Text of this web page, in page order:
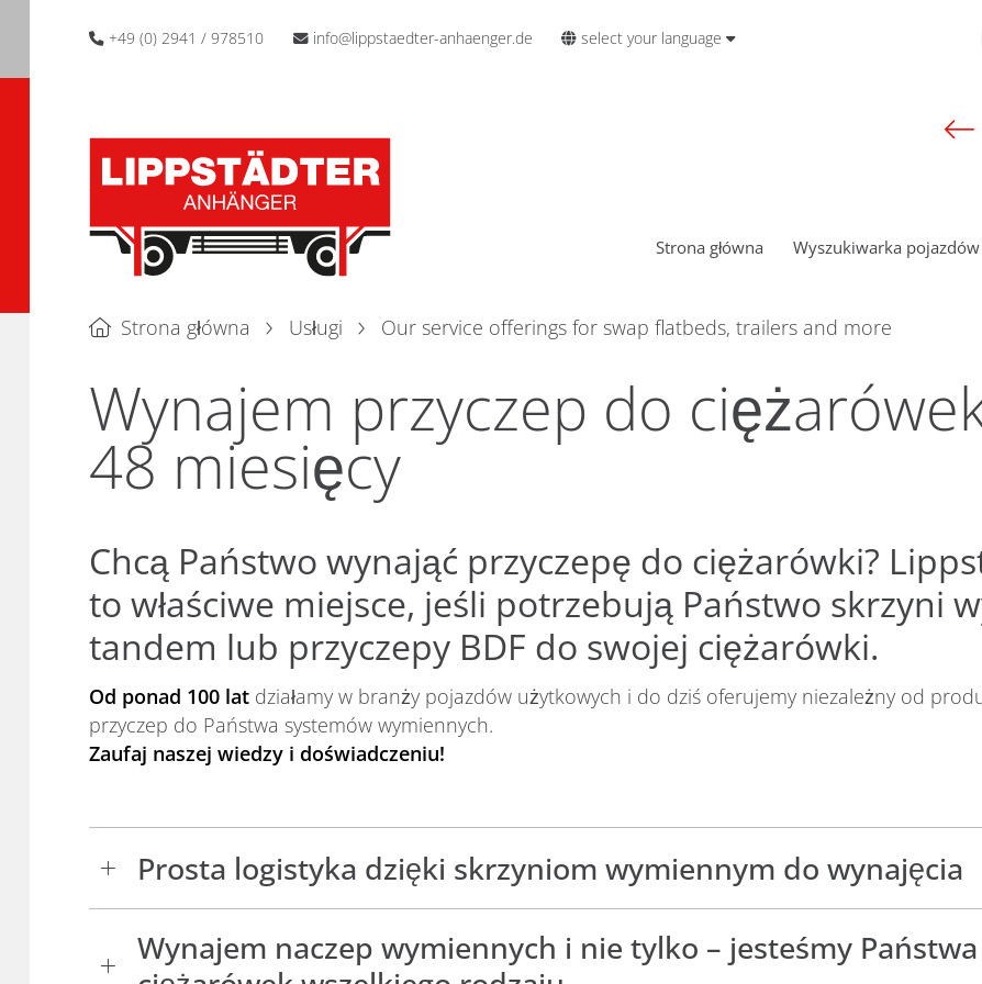
+49 (0) 2941 / 978510 info@lippstaedter-anhaenger.de select your language
Strona główna Wyszukiwarka pojazdów
Strona główna Usługi Our service offerings for swap flatbeds, trailers and more
Wynajem przyczep do
48 miesięcy
Chcą Państwo wynająć przyczepę do ciężarówki?
to właściwe miejsce, jeśli potrzebują Państwo skrzyni
tandem lub przyczepy BDF do swojej ciężarówki.
Od ponad 100 latdziałamy w branży pojazdów użytkowych i do dziś oferujemy niezależny od
przyczep do Państwa systemów wymiennych.
Zaufaj naszej wiedzy i doświadczeniu!
Prosta logistyka dzięki skrzyniom wymiennym do wynajęcia
dysponuje jednak szerokim asortymentem odpowiednich pojazdów i przyczep. Przyczyny
lub finansowe.
Wynajem naczep wymiennych i nie tylko – jesteśmy